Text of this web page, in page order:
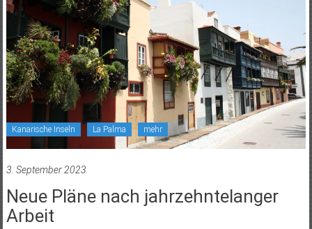
Kanarische Inseln La Palma mehr
3. September 2023
Neue Pläne nach jahrzehntelanger
Arbeit